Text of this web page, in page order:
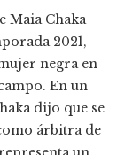
Maia Chaka
2021,
negra en
En un
dijo que se
árbitra de